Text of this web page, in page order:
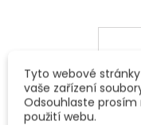
Tyto webové
vaše zařízení
Odsouhlaste
použití webu.